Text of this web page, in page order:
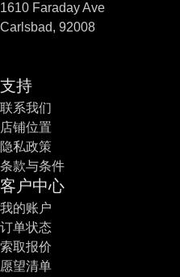
1610 Faraday Ave
Carlsbad, 92008
支持
联系我们
店铺位置
隐私政策
条款与条件
客户中心
我的账户
订单状态
索取报价
愿望清单